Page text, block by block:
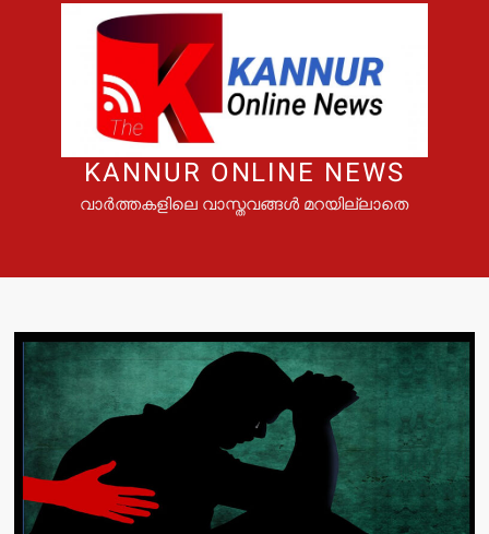
KANNUR ONLINE NEWS
വാർത്തകളിലെ വാസ്തവങ്ങൾ മറയില്ലാതെ